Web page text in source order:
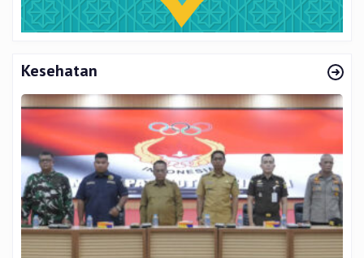
Kesehatan